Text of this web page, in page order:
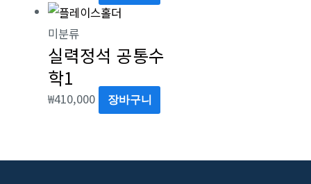
미분류
실력정석 공통수
학1
₩410,000 장바구니